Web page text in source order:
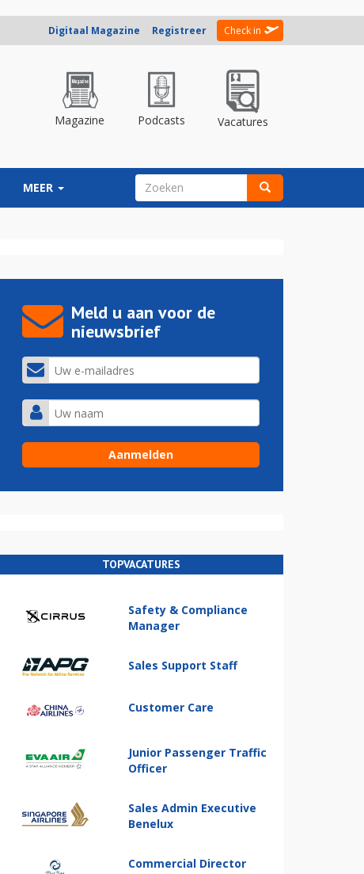
Digitaal Magazine Registreer Check in
Magazine Podcasts Vacatures
MEER ZOEKVELD
Meld u aan voor de
nieuwsbrief
TOPVACATURES
Safety & Compliance
Manager
Sales Support Staff
Customer Care
Junior Passenger Traffic
Officer
Sales Admin Executive
Benelux
Commercial Director